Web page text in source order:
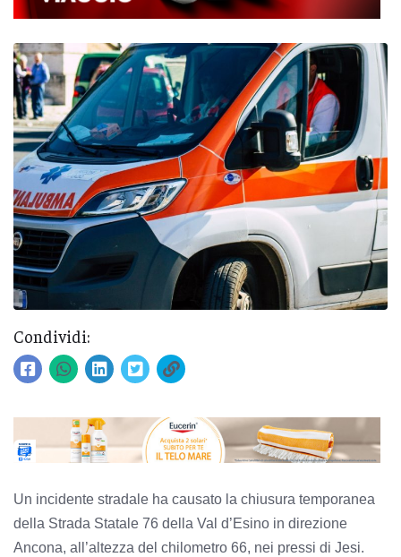
Condividi:
Un incidente stradale ha causato la chiusura temporanea
della Strada Statale 76 della Val d’Esino in direzione
Ancona, all’altezza del chilometro 66, nei pressi di Jesi.